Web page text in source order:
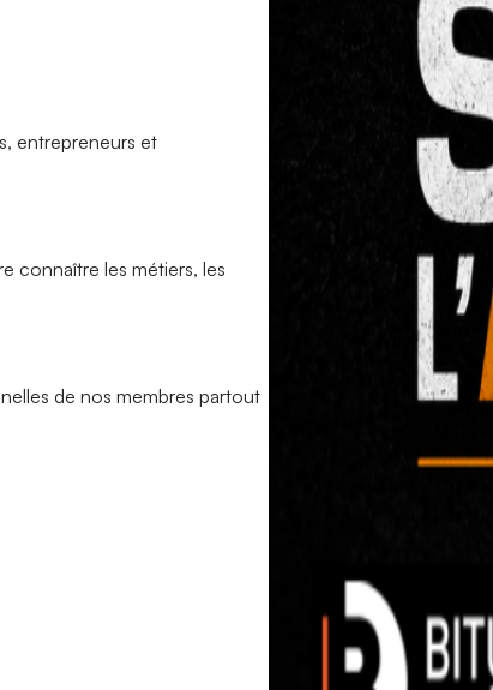
entrepreneurs et
connaître les métiers, les
de nos membres partout